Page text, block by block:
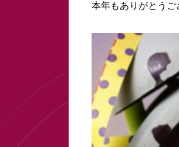
本年もありがとうご